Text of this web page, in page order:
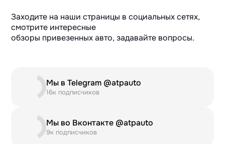
Заходите на наши страницы в социальных сетях,
смотрите интересные
обзоры привезенных авто, задавайте вопросы.
Мы в Telegram @atpauto
16к подписчиков
Мы во Вконтакте @atpauto
9к подписчиков